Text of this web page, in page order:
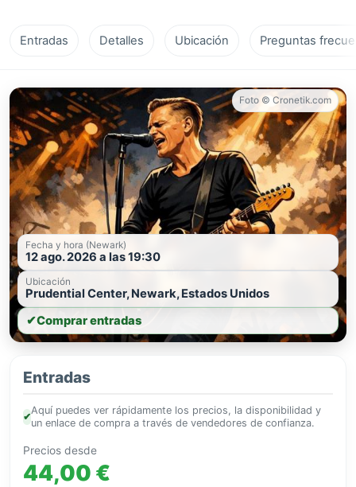
Entradas Detalles Ubicación Preguntas
Foto © Cronetik.com
Fecha y hora (Newark)
12 ago. 2026 a las 19:30
Ubicación
Prudential Center, Newark, Estados Unidos
✔Comprar entradas
Entradas
✔
Aquí puedes ver rápidamente los precios, la disponibilidad y
un enlace de compra a través de vendedores de confianza.
Precios desde
44,00 €